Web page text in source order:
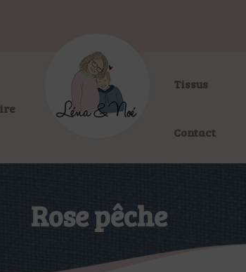
Tissus
Contact
Rose pêche